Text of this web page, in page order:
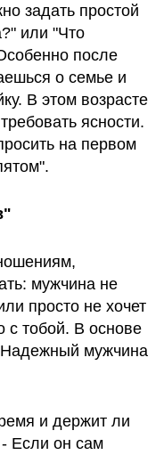
задать простой
или "Что
после
о семье и
В этом возрасте
ясности.
на первом
мужчина не
просто не хочет
с тобой. В основе
Надежный мужчина
и держит ли
- Если он сам